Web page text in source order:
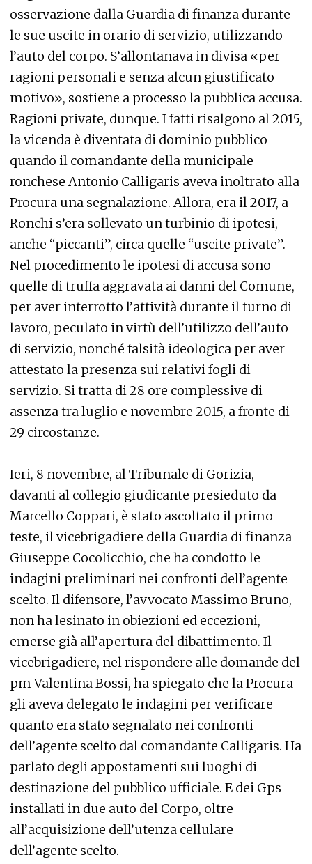
osservazione dalla Guardia di finanza durante
le sue uscite in orario di servizio, utilizzando
l’auto del corpo. S’allontanava in divisa «per
ragioni personali e senza alcun giustificato
motivo», sostiene a processo la pubblica accusa.
Ragioni private, dunque. I fatti risalgono al 2015,
la vicenda è diventata di dominio pubblico
quando il comandante della municipale
ronchese Antonio Calligaris aveva inoltrato alla
Procura una segnalazione. Allora, era il 2017, a
Ronchi s’era sollevato un turbinio di ipotesi,
anche “piccanti”, circa quelle “uscite private”.
Nel procedimento le ipotesi di accusa sono
quelle di truffa aggravata ai danni del Comune,
per aver interrotto l’attività durante il turno di
lavoro, peculato in virtù dell’utilizzo dell’auto
di servizio, nonché falsità ideologica per aver
attestato la presenza sui relativi fogli di
servizio. Si tratta di 28 ore complessive di
assenza tra luglio e novembre 2015, a fronte di
29 circostanze.
Ieri, 8 novembre, al Tribunale di Gorizia,
davanti al collegio giudicante presieduto da
Marcello Coppari, è stato ascoltato il primo
teste, il vicebrigadiere della Guardia di finanza
Giuseppe Cocolicchio, che ha condotto le
indagini preliminari nei confronti dell’agente
scelto. Il difensore, l’avvocato Massimo Bruno,
non ha lesinato in obiezioni ed eccezioni,
emerse già all’apertura del dibattimento. Il
vicebrigadiere, nel rispondere alle domande del
pm Valentina Bossi, ha spiegato che la Procura
gli aveva delegato le indagini per verificare
quanto era stato segnalato nei confronti
dell’agente scelto dal comandante Calligaris. Ha
parlato degli appostamenti sui luoghi di
destinazione del pubblico ufficiale. E dei Gps
installati in due auto del Corpo, oltre
all’acquisizione dell’utenza cellulare
dell’agente scelto.